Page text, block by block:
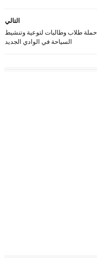
التالي
حملة طلاب وطالبات لتوعية وتنشيط
السياحة في الوادي الجديد